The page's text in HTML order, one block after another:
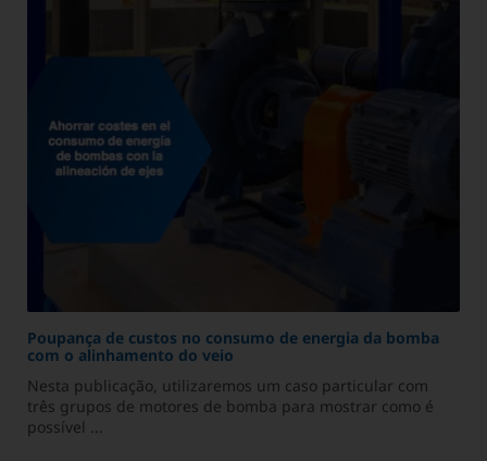
Poupança de custos no consumo de energia da bomba
com o alinhamento do veio
Nesta publicação, utilizaremos um caso particular com
três grupos de motores de bomba para mostrar como é
possível ...